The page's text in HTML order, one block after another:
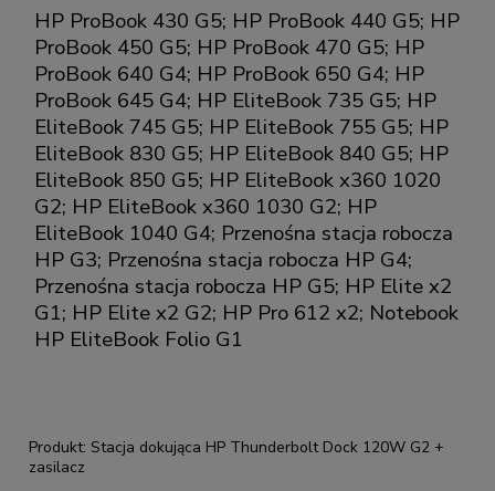
HP ProBook 430 G5; HP ProBook 440 G5; HP
ProBook 450 G5; HP ProBook 470 G5; HP
ProBook 640 G4; HP ProBook 650 G4; HP
ProBook 645 G4; HP EliteBook 735 G5; HP
EliteBook 745 G5; HP EliteBook 755 G5; HP
EliteBook 830 G5; HP EliteBook 840 G5; HP
EliteBook 850 G5; HP EliteBook x360 1020
G2; HP EliteBook x360 1030 G2; HP
EliteBook 1040 G4; Przenośna stacja robocza
HP G3; Przenośna stacja robocza HP G4;
Przenośna stacja robocza HP G5; HP Elite x2
G1; HP Elite x2 G2; HP Pro 612 x2; Notebook
HP EliteBook Folio G1
Produkt: Stacja dokująca HP Thunderbolt Dock 120W G2 +
zasilacz